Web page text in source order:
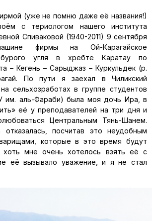
(уже не помню даже её названия!)
с териологом нашего института
Спиваковой (1940-2011) 9 сентября
фирмы на Ой-Карагайское
угля в хребте Каратау по
– Кегень – Сарыджаз – Куркульдек (р.
По пути я заехал в Чиликский
сельхозработах в группе студентов
им. аль-Фараби) была моя дочь Ира, в
её у преподавателей на три дня и
Центральным Тянь-Шанем.
посчитав это неудобным
которые в это время будут
хоть мне очень хотелось взять её с
её вызывало уважение, и я не стал